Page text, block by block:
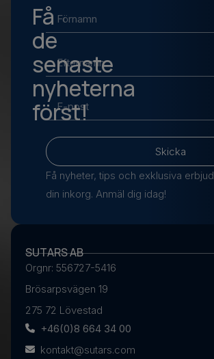
Få
de
senaste
nyheterna
först!
Skicka
Få nyheter, tips och exklusiva
din inkorg. Anmäl dig idag!
SUTARS AB
Orgnr: 556727-5416
Brösarpsvägen 19
275 72 Lövestad
+46(0)8 664 34 00
kontakt@sutars.com